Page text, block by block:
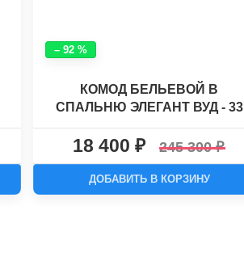
– 92 %
КОМОД БЕЛЬЕВОЙ В
СПАЛЬНЮ ЭЛЕГАНТ ВУД - 33
18 400 245 300
ДОБАВИТЬ В КОРЗИНУ